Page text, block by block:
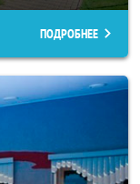
ПОДРОБНЕЕ